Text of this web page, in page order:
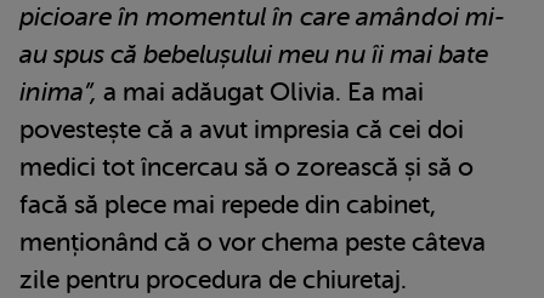
picioare în momentul în care amândoi mi-
au spus că bebelușului meu nu îi mai bate
inima”, a mai adăugat Olivia. Ea mai
povestește că a avut impresia că cei doi
medici tot încercau să o zorească și să o
facă să plece mai repede din cabinet,
menționând că o vor chema peste câteva
zile pentru procedura de chiuretaj.